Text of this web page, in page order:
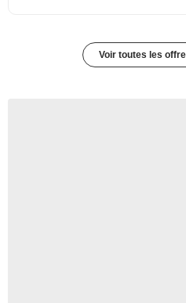
Voir toutes les